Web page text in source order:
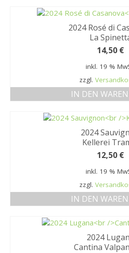
2024 Rosé di
La
14,50 €
inkl. 19 %
zzgl.
IN DEN
2024
Kellerei
12,50 €
inkl. 19 %
zzgl.
IN DEN
2024
Cantina
Du kannst deine Einstellungen
Einstellungen unten auf der
Informationen findest du in
unserer